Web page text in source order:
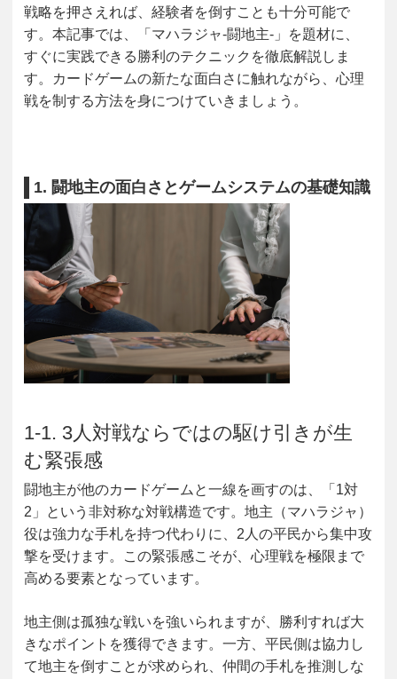
戦略を押さえれば、経験者を倒すことも十分可能で
す。本記事では、「マハラジャ-闘地主-」を題材に、
すぐに実践できる勝利のテクニックを徹底解説しま
す。カードゲームの新たな面白さに触れながら、心理
戦を制する方法を身につけていきましょう。
1. 闘地主の面白さとゲームシステムの基礎知識
1-1. 3人対戦ならではの駆け引きが生
む緊張感
闘地主が他のカードゲームと一線を画すのは、「1対
2」という非対称な対戦構造です。地主（マハラジャ）
役は強力な手札を持つ代わりに、2人の平民から集中攻
撃を受けます。この緊張感こそが、心理戦を極限まで
高める要素となっています。
地主側は孤独な戦いを強いられますが、勝利すれば大
きなポイントを獲得できます。一方、平民側は協力し
て地主を倒すことが求められ、仲間の手札を推測しな